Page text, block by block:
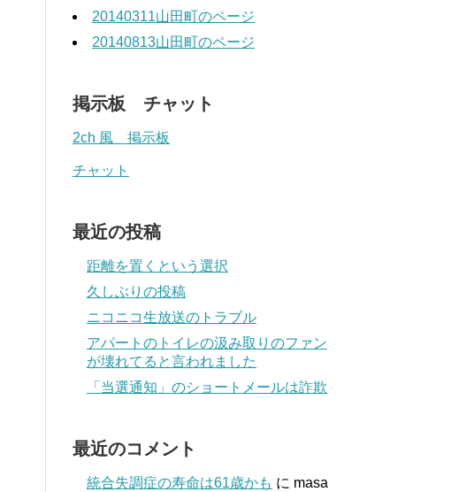
20140311山田町のページ
20140813山田町のページ
掲示板 チャット
2ch 風 掲示板
チャット
最近の投稿
距離を置くという選択
久しぶりの投稿
ニコニコ生放送のトラブル
アパートのトイレの汲み取りのファン
が壊れてると言われました
「当選通知」のショートメールは詐欺
最近のコメント
統合失調症の寿命は61歳かも に masa